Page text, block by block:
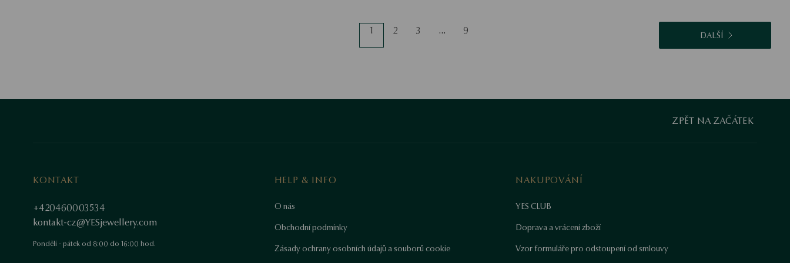
1 2 3 … 9 DALŠÍ
ZPĚT NA ZAČÁTEK
KONTAKT
+420460003534
kontakt-cz@YESjewellery.com
Pondělí - pátek od 8:00 do 16:00 hod.
HELP & INFO
O nás
Obchodní podmínky
Zásady ochrany osobních údajů a souborů cookie
NAKUPOVÁNÍ
YES CLUB
Doprava a vrácení zboží
Vzor formuláře pro odstoupení od smlouvy